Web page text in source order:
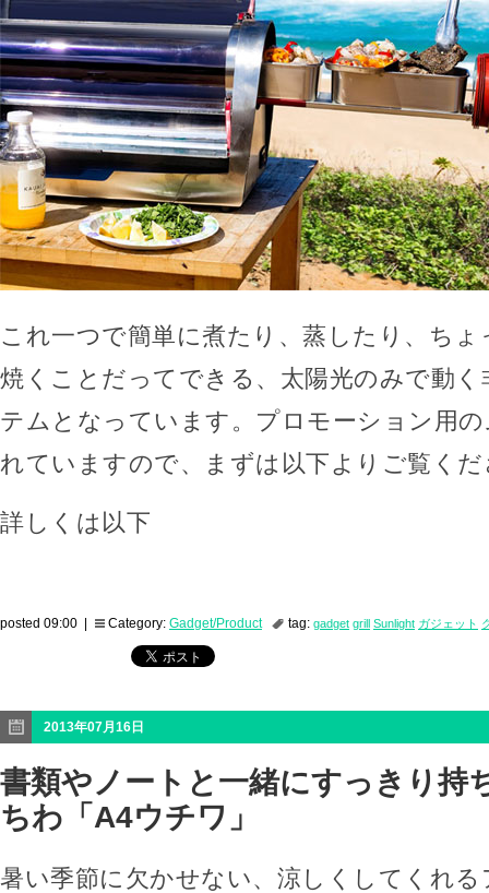
これ一つで簡単に煮たり、蒸したり、ち
焼くことだってできる、太陽光のみで動
テムとなっています。プロモーション用
れていますので、まずは以下よりご覧く
詳しくは以下
posted 09:00 | Category: Gadget/Product tag: gadget grill Sunlight ガジェット
2013年07月16日
書類やノートと一緒にすっきり持
ちわ「A4ウチワ」
暑い季節に欠かせない、涼しくしてくれ